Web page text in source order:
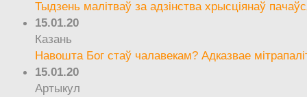
Тыдзень малітваў за адзінства хрысціянаў
15.01.20
Казань
Навошта Бог стаў чалавекам? Адказвае
15.01.20
Артыкул